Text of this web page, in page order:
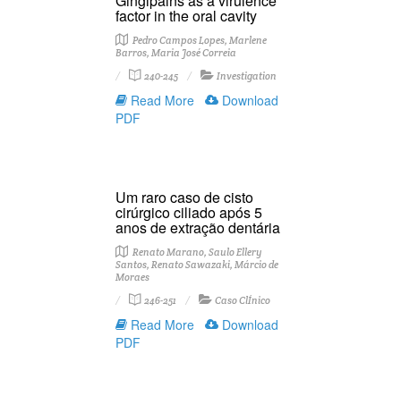
factor in the oral cavity
Pedro Campos Lopes, Marlene
Barros, Maria José Correia
240-245
Investigation
Read More
Download
PDF
Um raro caso de cisto
cirúrgico ciliado após 5
anos de extração dentária
Renato Marano, Saulo Ellery
Santos, Renato Sawazaki, Márcio de
Moraes
246-251
Caso ClÍnico
Read More
Download
PDF